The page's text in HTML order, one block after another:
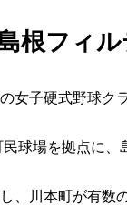
根フィル
女子硬式野球ク
球場を拠点に、
、川本町が有数